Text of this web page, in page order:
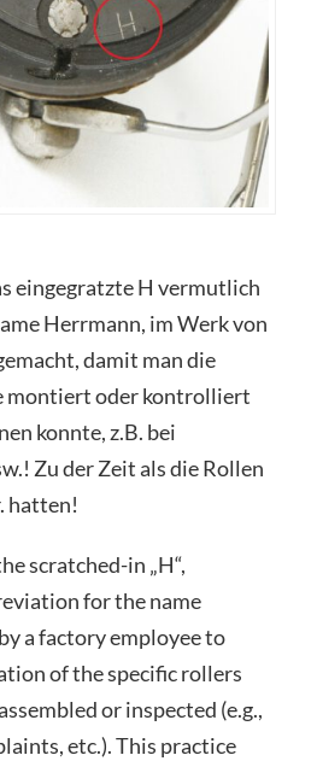
eingegratzte H vermutlich
Herrmann, im Werk von
damit man die
montiert oder kontrolliert
konnte, z.B. bei
Zu der Zeit als die Rollen
hatten!
scratched-in „H“,
for the name
a factory employee to
of the specific rollers
or inspected (e.g.,
etc.). This practice